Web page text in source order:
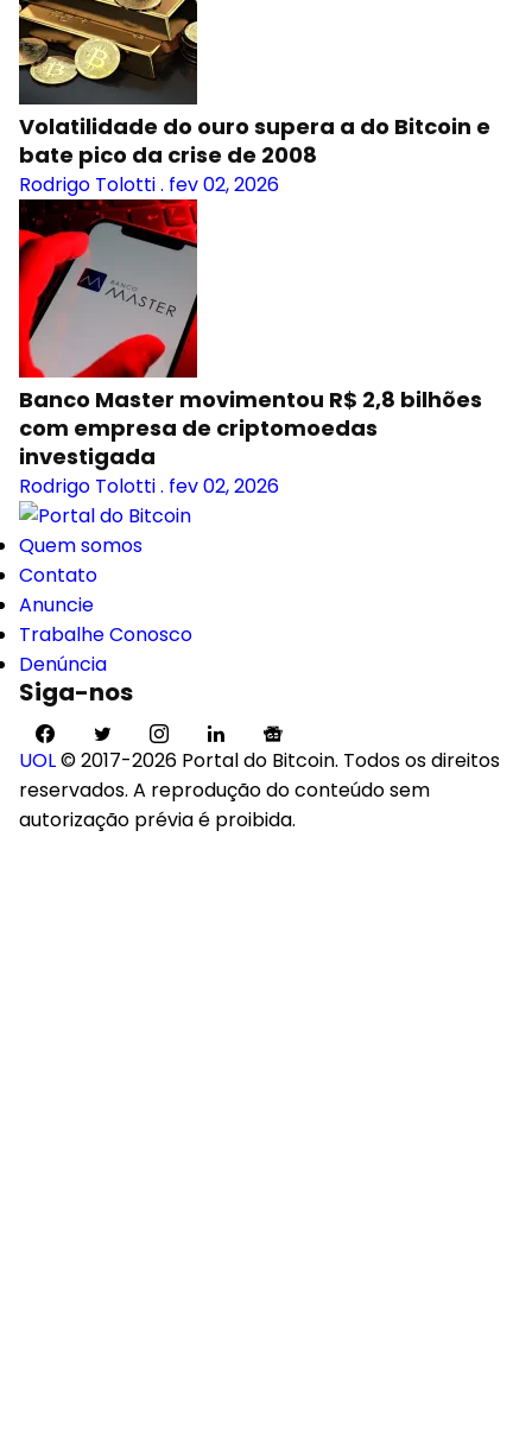
Volatilidade do ouro supera a do Bitcoin e
bate pico da crise de 2008
Rodrigo Tolotti. fev 02, 2026
Banco Master movimentou R$ 2,8 bilhões
com empresa de criptomoedas
investigada
Rodrigo Tolotti. fev 02, 2026
Quem somos
Contato
Anuncie
Trabalhe Conosco
Denúncia
Siga-nos
UOL© 2017-2026 Portal do Bitcoin. Todos os direitos
reservados. A reprodução do conteúdo sem
autorização prévia é proibida.